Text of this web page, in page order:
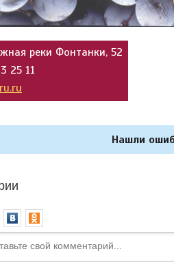
реки Фонтанки, 52
25 11
Нашли